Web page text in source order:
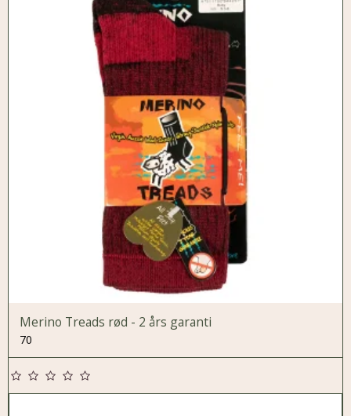
Merino Treads rød - 2 års garanti
70